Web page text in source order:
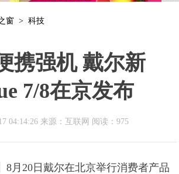
窗 >科技
携强机 戴尔新
7/8在京发布
04:14:26 来源：互联网 阅读：975
8月20日戴尔在北京举行消费者产品